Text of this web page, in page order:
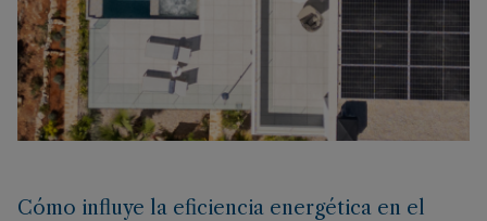
Cómo influye la eficiencia energética en el